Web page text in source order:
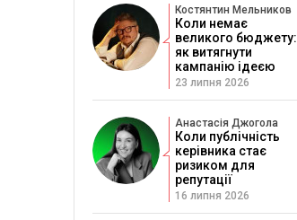
Костянтин Мельников
Коли немає
великого бюджету:
як витягнути
кампанію ідеєю
23 липня 2026
Анастасія Джогола
Коли публічність
керівника стає
ризиком для
репутації
16 липня 2026